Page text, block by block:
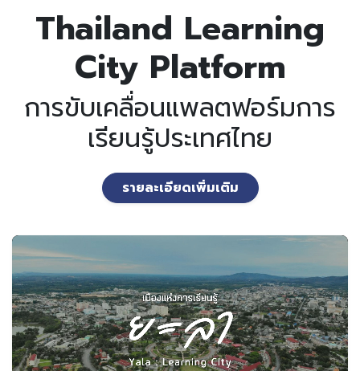
Thailand Learning
City Platform
การขับเคลื่อนแพลตฟอร์มการ
เรียนรู้ประเทศไทย
รายละเอียดเพิ่มเติม